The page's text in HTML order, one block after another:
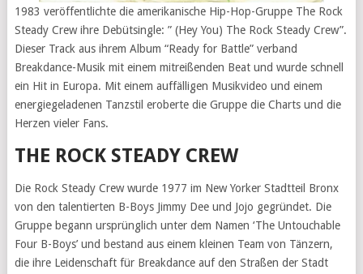
1983 veröffentlichte die amerikanische Hip-Hop-Gruppe The Rock
Steady Crew ihre Debütsingle: ” (Hey You) The Rock Steady Crew”.
Dieser Track aus ihrem Album “Ready for Battle” verband
Breakdance-Musik mit einem mitreißenden Beat und wurde schnell
ein Hit in Europa. Mit einem auffälligen Musikvideo und einem
energiegeladenen Tanzstil eroberte die Gruppe die Charts und die
Herzen vieler Fans.
THE ROCK STEADY CREW
Die Rock Steady Crew wurde 1977 im New Yorker Stadtteil Bronx
von den talentierten B-Boys Jimmy Dee und Jojo gegründet. Die
Gruppe begann ursprünglich unter dem Namen ‘The Untouchable
Four B-Boys’ und bestand aus einem kleinen Team von Tänzern,
die ihre Leidenschaft für Breakdance auf den Straßen der Stadt